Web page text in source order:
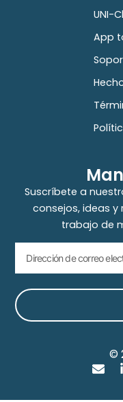
UNI-
App
Suscríbete a
consejos, ideas
trabajo de
©